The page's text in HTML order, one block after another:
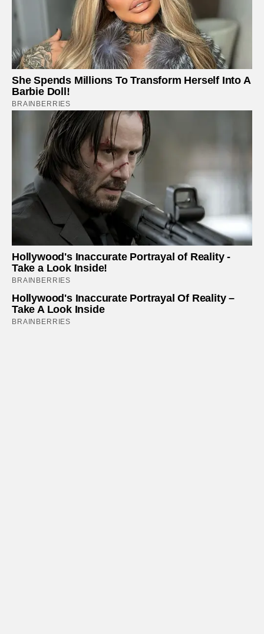
She Spends Millions To Transform Herself Into A
Barbie Doll!
BRAINBERRIES
Hollywood's Inaccurate Portrayal of Reality -
Take a Look Inside!
BRAINBERRIES
Hollywood's Inaccurate Portrayal Of Reality –
Take A Look Inside
BRAINBERRIES